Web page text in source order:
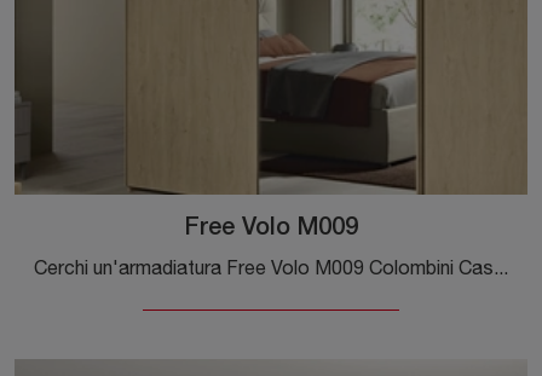
Free Volo M009
Cerchi un'armadiatura Free Volo M009 Colombini Casa? Clicca subito! Gli armadi a muro con ante scorrevoli ti attendono.